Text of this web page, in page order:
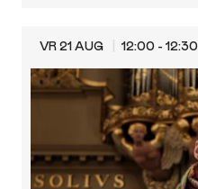
VR 21 AUG 12:00 - 12:30